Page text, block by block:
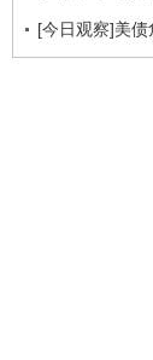
[今日观察]美